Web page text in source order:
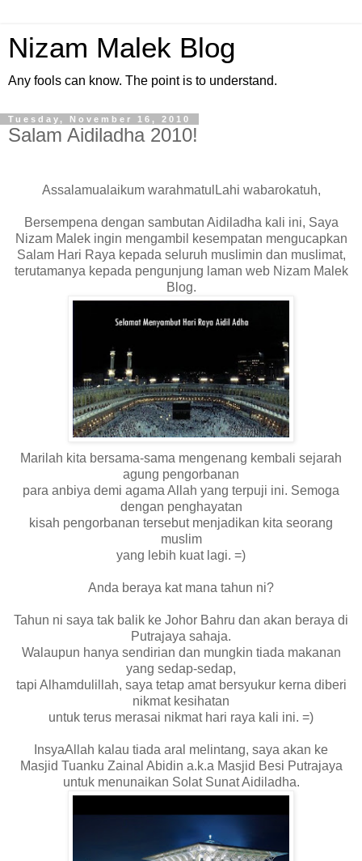
Nizam Malek Blog
Any fools can know. The point is to understand.
Tuesday, November 16, 2010
Salam Aidiladha 2010!
Assalamualaikum warahmatulLahi wabarokatuh,
Bersempena dengan sambutan Aidiladha kali ini, Saya
Nizam Malek ingin mengambil kesempatan mengucapkan
Salam Hari Raya kepada seluruh muslimin dan muslimat,
terutamanya kepada pengunjung laman web Nizam Malek
Blog.
Marilah kita bersama-sama mengenang kembali sejarah
agung pengorbanan
para anbiya demi agama Allah yang terpuji ini. Semoga
dengan penghayatan
kisah pengorbanan tersebut menjadikan kita seorang
muslim
yang lebih kuat lagi. =)
Anda beraya kat mana tahun ni?
Tahun ni saya tak balik ke Johor Bahru dan akan beraya di
Putrajaya sahaja.
Walaupun hanya sendirian dan mungkin tiada makanan
yang sedap-sedap,
tapi Alhamdulillah, saya tetap amat bersyukur kerna diberi
nikmat kesihatan
untuk terus merasai nikmat hari raya kali ini. =)
InsyaAllah kalau tiada aral melintang, saya akan ke
Masjid Tuanku Zainal Abidin a.k.a Masjid Besi Putrajaya
untuk menunaikan Solat Sunat Aidiladha.